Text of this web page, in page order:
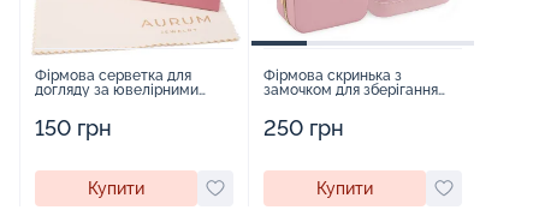
Фірмова серветка для
догляду за ювелірними
150 грн
Купити
Фірмова скринька з
замочком для зберігання
250 грн
Купити